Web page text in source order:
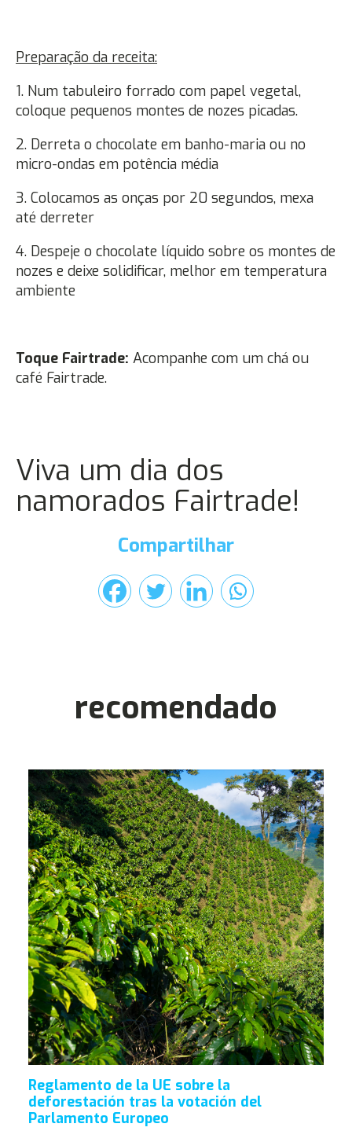
Preparação da receita:
1. Num tabuleiro forrado com papel vegetal,
coloque pequenos montes de nozes picadas.
2. Derreta o chocolate em banho-maria ou no
micro-ondas em potência média
3. Colocamos as onças por 20 segundos, mexa
até derreter
4. Despeje o chocolate líquido sobre os montes de
nozes e deixe solidificar, melhor em temperatura
ambiente
Toque Fairtrade: Acompanhe com um chá ou
café Fairtrade.
Viva um dia dos
namorados Fairtrade!
Compartilhar
recomendado
Reglamento de la UE sobre la
deforestación tras la votación del
Parlamento Europeo